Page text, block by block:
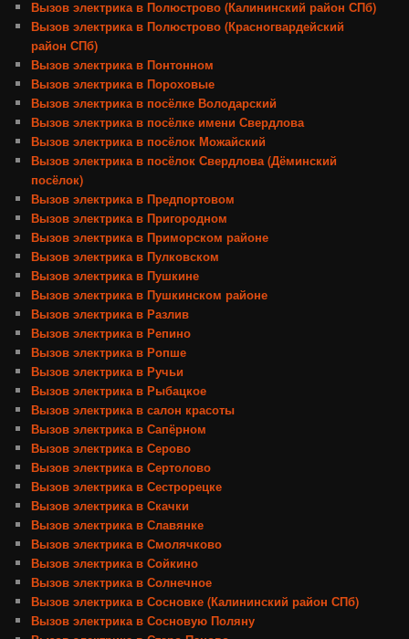
Вызов электрика в Полюстрово (Калининский район СПб)
Вызов электрика в Полюстрово (Красногвардейский
район СПб)
Вызов электрика в Понтонном
Вызов электрика в Пороховые
Вызов электрика в посёлке Володарский
Вызов электрика в посёлке имени Свердлова
Вызов электрика в посёлок Можайский
Вызов электрика в посёлок Свердлова (Дёминский
посёлок)
Вызов электрика в Предпортовом
Вызов электрика в Пригородном
Вызов электрика в Приморском районе
Вызов электрика в Пулковском
Вызов электрика в Пушкине
Вызов электрика в Пушкинском районе
Вызов электрика в Разлив
Вызов электрика в Репино
Вызов электрика в Ропше
Вызов электрика в Ручьи
Вызов электрика в Рыбацкое
Вызов электрика в салон красоты
Вызов электрика в Сапёрном
Вызов электрика в Серово
Вызов электрика в Сертолово
Вызов электрика в Сестрорецке
Вызов электрика в Скачки
Вызов электрика в Славянке
Вызов электрика в Смолячково
Вызов электрика в Сойкино
Вызов электрика в Солнечное
Вызов электрика в Сосновке (Калининский район СПб)
Вызов электрика в Сосновую Поляну